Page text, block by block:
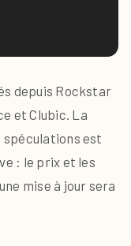
depuis Rockstar
et Clubic. La
est
: le prix et les
mise à jour sera